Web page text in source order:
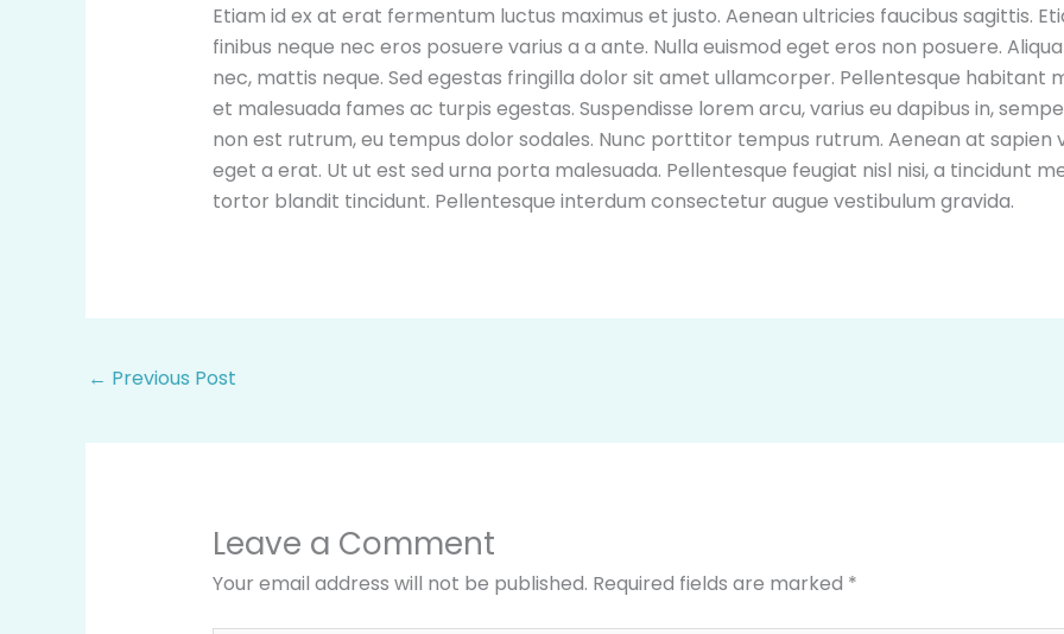
Etiam id ex at erat fermentum luctus maximus et justo. Aenean ultricies faucibus sagittis.
finibus neque nec eros posuere varius a a ante. Nulla euismod eget eros non posuere.
nec, mattis neque. Sed egestas fringilla dolor sit amet ullamcorper. Pellentesque habitant
et malesuada fames ac turpis egestas. Suspendisse lorem arcu, varius eu dapibus in,
non est rutrum, eu tempus dolor sodales. Nunc porttitor tempus rutrum. Aenean at sapien
eget a erat. Ut ut est sed urna porta malesuada. Pellentesque feugiat nisl nisi, a tincidunt
tortor blandit tincidunt. Pellentesque interdum consectetur augue vestibulum gravida.
← Previous Post
Leave a Comment
Your email address will not be published. Required fields are marked *